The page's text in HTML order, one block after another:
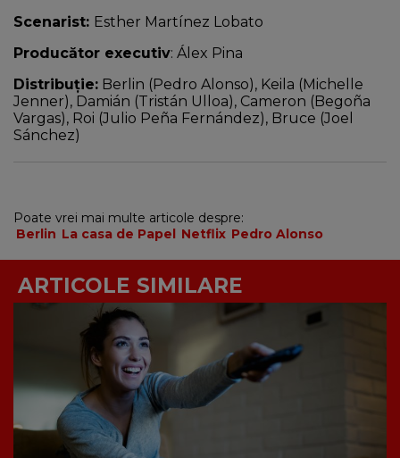
Scenarist: Esther Martínez Lobato
Producător executiv: Álex Pina
Distribuție: Berlin (Pedro Alonso), Keila (Michelle
Jenner), Damián (Tristán Ulloa), Cameron (Begoña
Vargas), Roi (Julio Peña Fernández), Bruce (Joel
Sánchez)
Poate vrei mai multe articole despre:
Berlin La casa de Papel Netflix Pedro Alonso
ARTICOLE SIMILARE